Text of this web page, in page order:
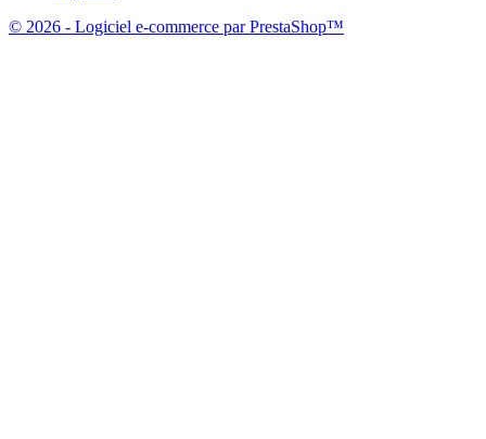
© 2026 - Logiciel e-commerce par PrestaShop™